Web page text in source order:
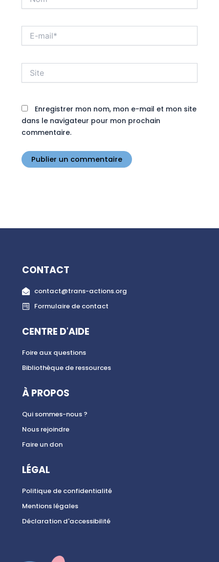
mail*
Enregistrer mon nom, mon e-mail et mon site
dans le navigateur pour mon prochain
commentaire.
CONTACT
contact@trans-actions.org
Formulaire de contact
CENTRE D'AIDE
Foire aux questions
Bibliothèque de ressources
À PROPOS
Qui sommes-nous ?
Nous rejoindre
Faire un don
LÉGAL
Politique de confidentialité
Mentions légales
Déclaration d'accessibilité